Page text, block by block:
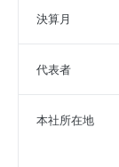
決算月
代表者
本社所在地